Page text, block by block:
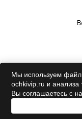
Мы используем
ochkivip.ru и анализа
Вы соглашаетесь с